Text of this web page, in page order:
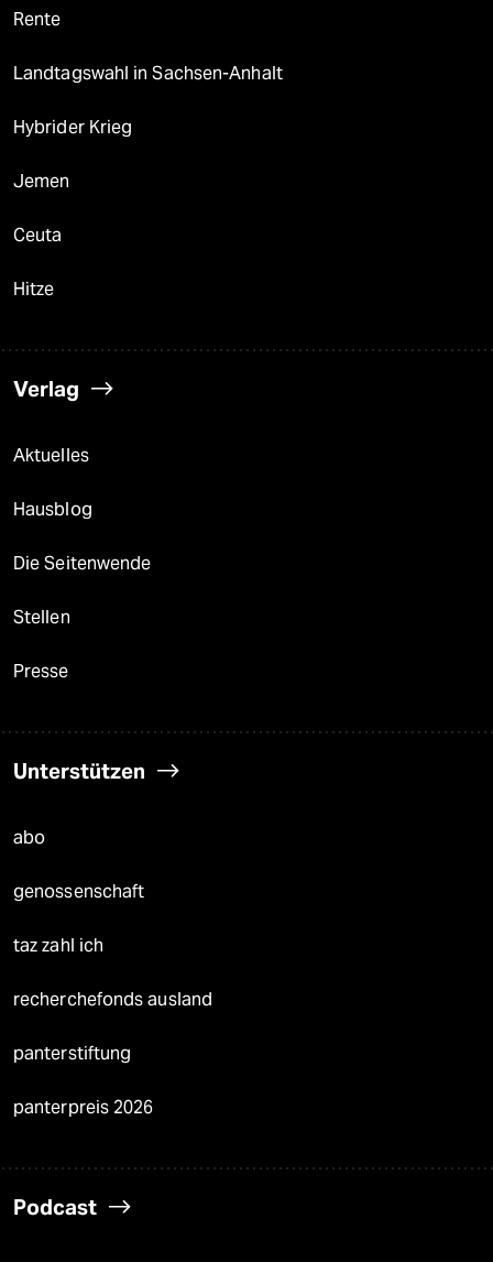
Rente
Landtagswahl in Sachsen-Anhalt
Hybrider Krieg
Jemen
Ceuta
Hitze
Verlag
Aktuelles
Hausblog
Die Seitenwende
Stellen
Presse
Unterstützen
abo
genossenschaft
taz zahl ich
recherchefonds ausland
panterstiftung
panterpreis 2026
Podcast